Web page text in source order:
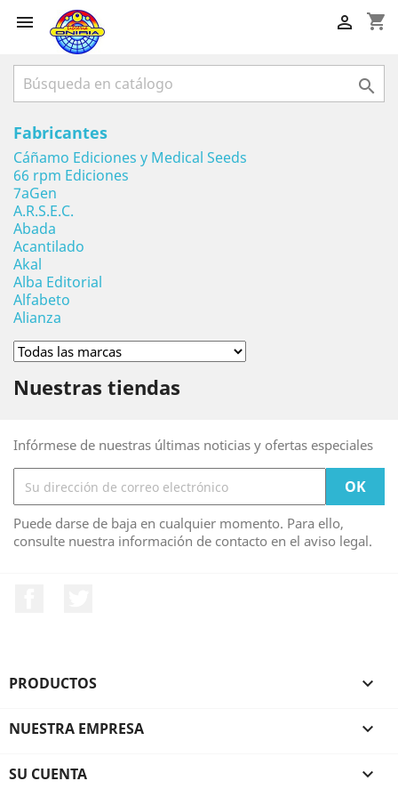
 shopping_cart


Fabricantes
Cáñamo Ediciones y Medical Seeds
66 rpm Ediciones
7aGen
A.R.S.E.C.
Abada
Acantilado
Akal
Alba Editorial
Alfabeto
Alianza
Nuestras tiendas
Infórmese de nuestras últimas noticias y ofertas especiales
Puede darse de baja en cualquier momento. Para ello,
consulte nuestra información de contacto en el aviso legal.
PRODUCTOS 
NUESTRA EMPRESA 
SU CUENTA 